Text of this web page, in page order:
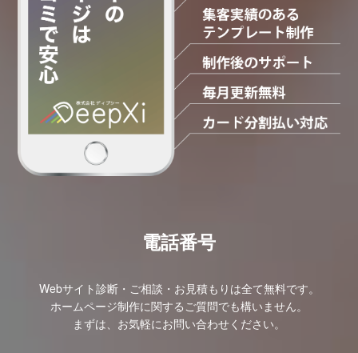
電話番号
Webサイト診断・ご相談・お見積もりは全て無料です。
ホームページ制作に関するご質問でも構いません。
まずは、お気軽にお問い合わせください。